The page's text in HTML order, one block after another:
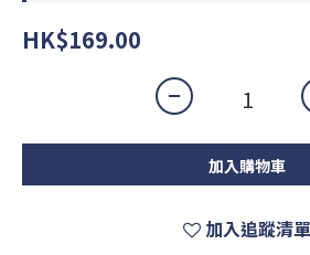
HK$169.00
加入購物車
加入追蹤清單